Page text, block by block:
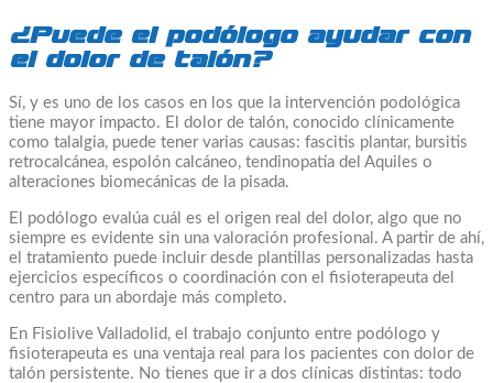
¿Puede el podólogo ayudar con
el dolor de talón?
Sí, y es uno de los casos en los que la intervención podológica
tiene mayor impacto. El dolor de talón, conocido clínicamente
como talalgia, puede tener varias causas: fascitis plantar, bursitis
retrocalcánea, espolón calcáneo, tendinopatía del Aquiles o
alteraciones biomecánicas de la pisada.
El podólogo evalúa cuál es el origen real del dolor, algo que no
siempre es evidente sin una valoración profesional. A partir de ahí,
el tratamiento puede incluir desde plantillas personalizadas hasta
ejercicios específicos o coordinación con el fisioterapeuta del
centro para un abordaje más completo.
En Fisiolive Valladolid, el trabajo conjunto entre podólogo y
fisioterapeuta es una ventaja real para los pacientes con dolor de
talón persistente. No tienes que ir a dos clínicas distintas: todo